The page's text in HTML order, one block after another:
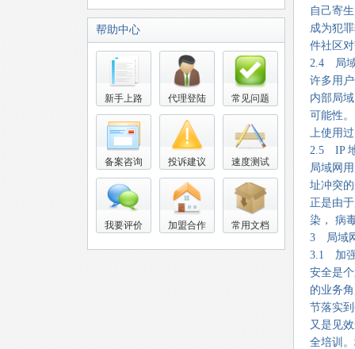
帮助中心
新手上路 代理登陆 常见问题
备案咨询 投诉建议 速度测试
我要评价 加盟合作 常用文档
自己寄
成为犯
件社区
2.4 局
许多用
内部局
可能性
上使用
2.5 IP
局域网
址冲突
正是由
染， 病
3 局域
3.1 加
安全是
的业务
节落实
又是见
全培训